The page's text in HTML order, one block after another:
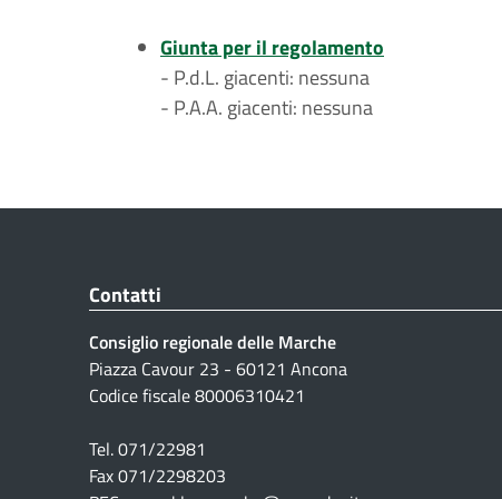
Giunta per il regolamento
- P.d.L. giacenti: nessuna
- P.A.A. giacenti: nessuna
Contatti
Consiglio regionale delle Marche
Piazza Cavour 23 - 60121 Ancona
Codice fiscale 80006310421
Tel. 071/22981
Fax 071/2298203